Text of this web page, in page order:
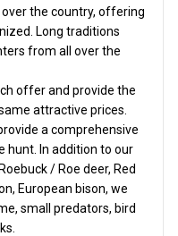
the country, offering
Long traditions
from all over the
offer and provide the
attractive prices.
a comprehensive
hunt. In addition to our
/ Roe deer, Red
European bison, we
small predators, bird